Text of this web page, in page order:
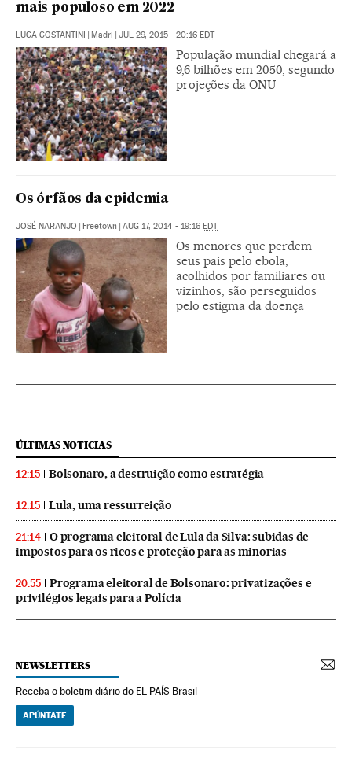
mais populoso em 2022
LUCA COSTANTINI | Madri | JUL 29, 2015 - 20:16 EDT
População mundial chegará a
9,6 bilhões em 2050, segundo
projeções da ONU
Os órfãos da epidemia
JOSÉ NARANJO | Freetown | AUG 17, 2014 - 19:16 EDT
Os menores que perdem
seus pais pelo ebola,
acolhidos por familiares ou
vizinhos, são perseguidos
pelo estigma da doença
ÚLTIMAS NOTICIAS
12:15 Bolsonaro, a destruição como estratégia
12:15 Lula, uma ressurreição
21:14
O programa eleitoral de Lula da Silva: subidas de
impostos para os ricos e proteção para as minorias
20:55
Programa eleitoral de Bolsonaro: privatizações e
privilégios legais para a Polícia
NEWSLETTERS
Receba o boletim diário do EL PAÍS Brasil
APÚNTATE